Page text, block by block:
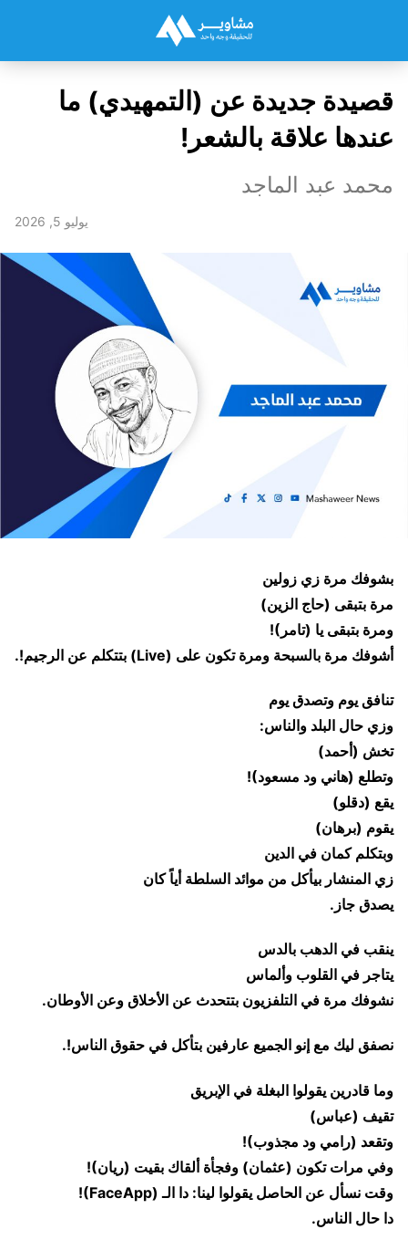
قصيدة جديدة عن (التمهيدي) ما
عندها علاقة بالشعر!
محمد عبد الماجد
يوليو 5, 2026
بشوفك مرة زي زولين
مرة بتبقى (حاج الزين)
ومرة بتبقى يا (تامر)!
أشوفك مرة بالسبحة ومرة تكون على (Live) بتتكلم عن الرجيم!.
تنافق يوم وتصدق يوم
وزي حال البلد والناس:
تخش (أحمد)
وتطلع (هاني ود مسعود)!
يقع (دقلو)
يقوم (برهان)
وبتكلم كمان في الدين
زي المنشار بيأكل من موائد السلطة أياً كان
يصدق جاز.
ينقب في الدهب بالدس
يتاجر في القلوب وألماس
نشوفك مرة في التلفزيون بتتحدث عن الأخلاق وعن الأوطان.
نصفق ليك مع إنو الجميع عارفين بتأكل في حقوق الناس!.
وما قادرين يقولوا البغلة في الإبريق
تقيف (عباس)
وتقعد (رامي ود مجذوب)!
وفي مرات تكون (عثمان) وفجأة ألقاك بقيت (ريان)!
وقت نسأل عن الحاصل يقولوا لينا: دا الـ (FaceApp)!
دا حال الناس.